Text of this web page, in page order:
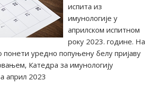
испита из
имунологије у
априлском испитном
року 2023. године. На
понети уредно попуњену белу пријаву
Катедра за имунологију
април 2023